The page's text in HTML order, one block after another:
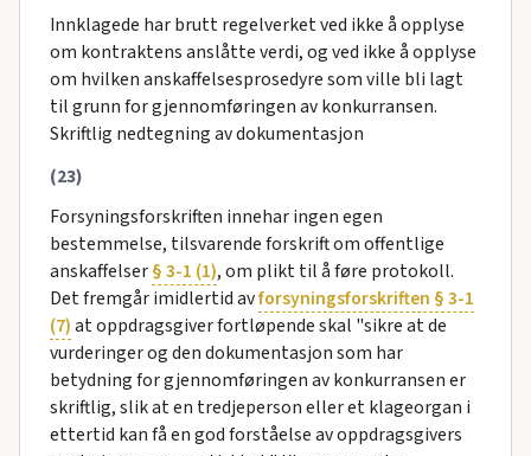
Innklagede har brutt regelverket ved ikke å opplyse
om kontraktens anslåtte verdi, og ved ikke å opplyse
om hvilken anskaffelsesprosedyre som ville bli lagt
til grunn for gjennomføringen av konkurransen.
Skriftlig nedtegning av dokumentasjon
(23)
Forsyningsforskriften innehar ingen egen
bestemmelse, tilsvarende forskrift om offentlige
anskaffelser§ 3-1 (1), om plikt til å føre protokoll.
Det fremgår imidlertid avforsyningsforskriften § 3-1
(7)at oppdragsgiver fortløpende skal "sikre at de
vurderinger og den dokumentasjon som har
betydning for gjennomføringen av konkurransen er
skriftlig, slik at en tredjeperson eller et klageorgan i
ettertid kan få en god forståelse av oppdragsgivers